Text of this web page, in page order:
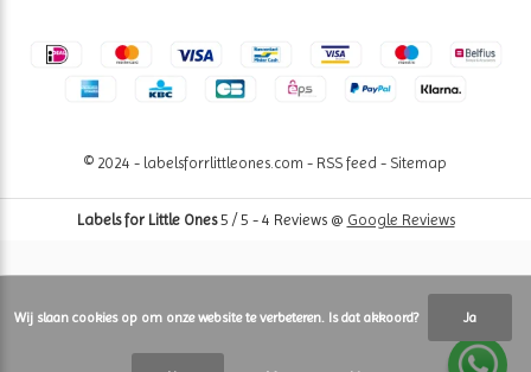
© 2024 - labelsforrlittleones.com - RSS feed - Sitemap
Labels for Little Ones5 / 5 - 4 Reviews @ Google Reviews
Wij slaan cookies op om onze website te verbeteren. Is dat akkoord? Ja